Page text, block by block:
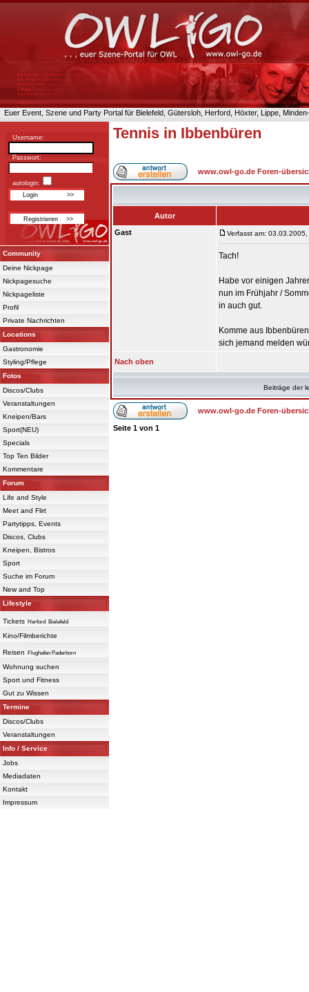
Euer Event, Szene und Party Portal für Bielefeld, Gütersloh, Herford, Höxter, Lippe,
Username:
Passwort:
autologin:
Community
Deine Nickpage
Nickpagesuche
Nickpageliste
Profil
Private Nachrichten
Locations
Gastronomie
Styling/Pflege
Fotos
Discos/Clubs
Veranstaltungen
Kneipen/Bars
Sport(NEU)
Specials
Top Ten Bilder
Kommentare
Forum
Life and Style
Meet and Flirt
Partytipps, Events
Discos, Clubs
Kneipen, Bistros
Sport
Suche im Forum
New and Top
Lifestyle
Tickets Herford Bielefeld
Kino/Filmberichte
Reisen Flughafen Paderborn
Wohnung suchen
Sport und Fitness
Gut zu Wissen
Termine
Discos/Clubs
Veranstaltungen
Info / Service
Jobs
Mediadaten
Kontakt
Impressum
Tennis in Ibbenbüren
www.owl-go.de Foren-
Autor
Gast
Verfasst am:
Tach!
Habe vor einigen
nun im Frühjahr /
in auch gut.
Komme aus
sich jemand melden
Nach oben
Beiträge der
www.owl-go.de Foren-
Seite 1 von 1